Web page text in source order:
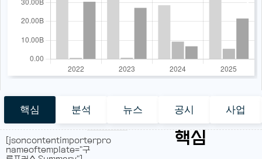
핵심 분석 뉴스 공시 사업
핵심
[jsoncontentimporterpro
nameoftemplate="구